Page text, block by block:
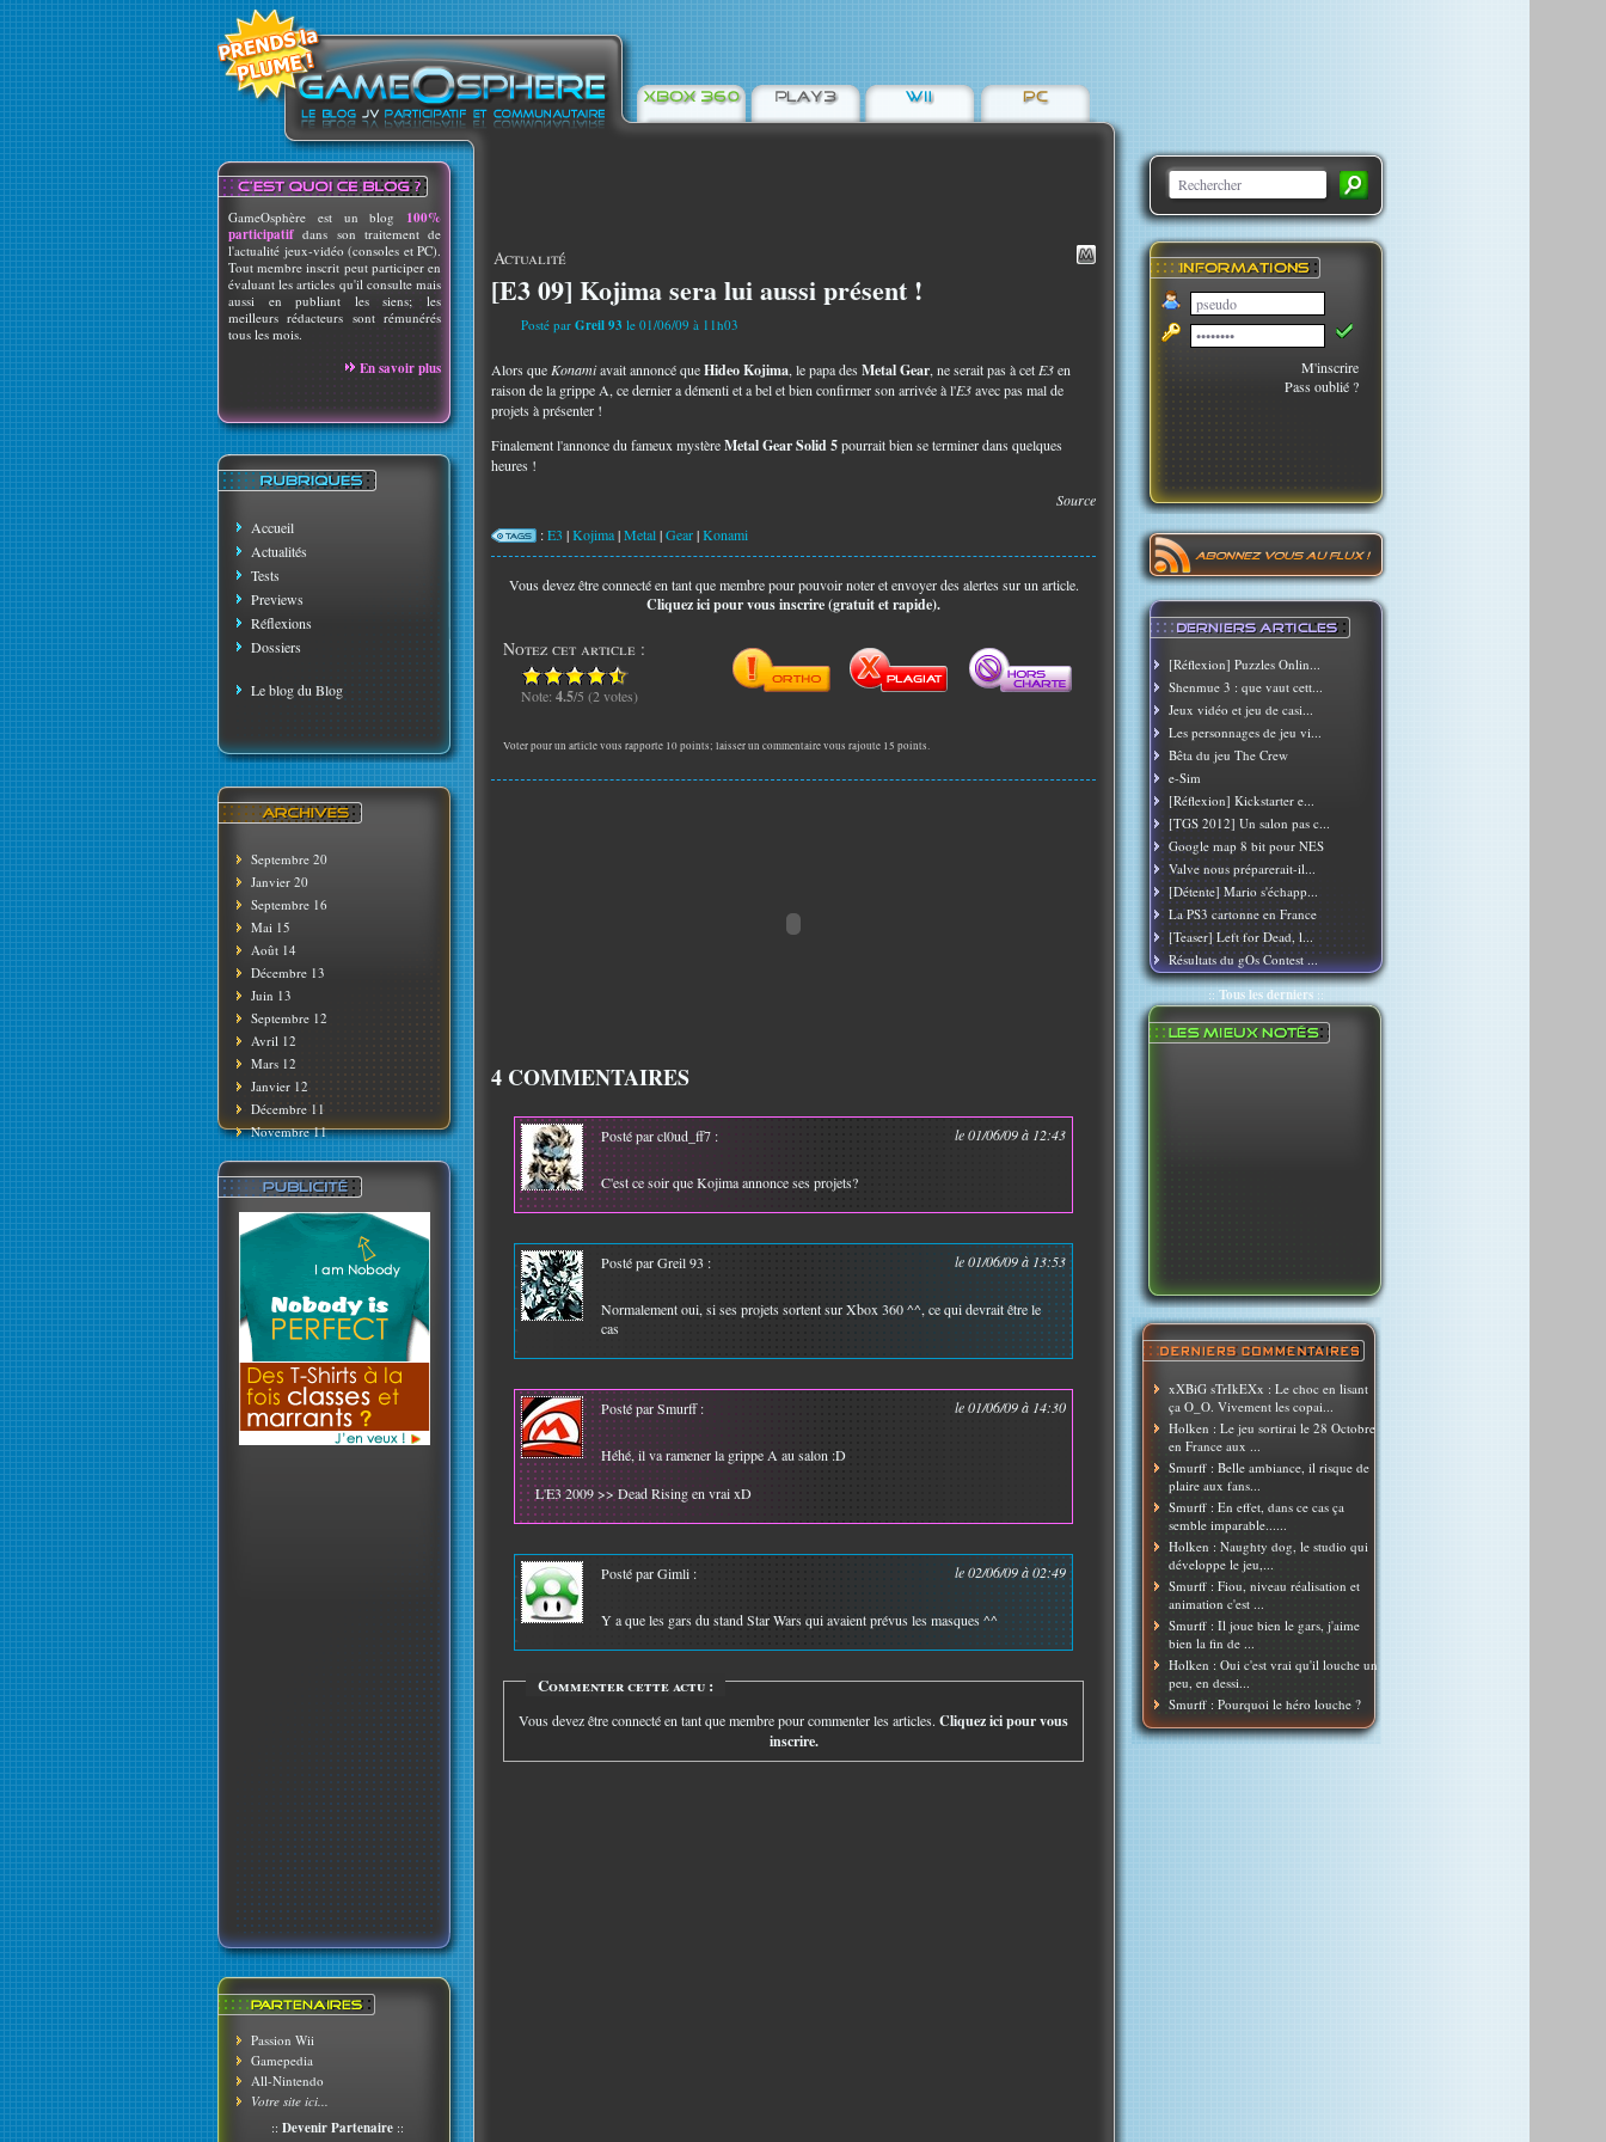
GameOsphère est un blog 100%
participatif dans son traitement de
l'actualité jeux-vidéo (consoles et PC).
Tout membre inscrit peut participer en
évaluant les articles qu'il consulte mais
aussi en publiant les siens; les
meilleurs rédacteurs sont rémunérés
tous les mois.
En savoir plus
Accueil
Actualités
Tests
Previews
Réflexions
Dossiers
Le blog du Blog
Septembre 20
Janvier 20
Septembre 16
Mai 15
Août 14
Décembre 13
Juin 13
Septembre 12
Avril 12
Mars 12
Janvier 12
Décembre 11
Novembre 11
Passion Wii
Gamepedia
All-Nintendo
Votre site ici...
:: Devenir Partenaire ::
M'inscrire
Pass oublié ?
[Réflexion] Puzzles Onlin...
Shenmue 3 : que vaut cett...
Jeux vidéo et jeu de casi...
Les personnages de jeu vi...
Bêta du jeu The Crew
e-Sim
[Réflexion] Kickstarter e...
[TGS 2012] Un salon pas c...
Google map 8 bit pour NES
Valve nous préparerait-il...
[Détente] Mario s'échapp...
La PS3 cartonne en France
[Teaser] Left for Dead, l...
Résultats du gOs Contest ...
:: Tous les derniers::
xXBiG sTrIkEXx : Le choc en lisant
ça O_O. Vivement les copai...
Holken : Le jeu sortirai le 28 Octobre
en France aux ...
Smurff : Belle ambiance, il risque de
plaire aux fans...
Smurff : En effet, dans ce cas ça
semble imparable......
Holken : Naughty dog, le studio qui
développe le jeu,...
Smurff : Fiou, niveau réalisation et
animation c'est ...
Smurff : Il joue bien le gars, j'aime
bien la fin de ...
Holken : Oui c'est vrai qu'il louche un
peu, en dessi...
Smurff : Pourquoi le héro louche ?
Actualité
[E3 09] Kojima sera lui aussi présent !
Posté par Greil 93 le 01/06/09 à 11h03
Alors que Konamiavait annoncé queHideo Kojima, le papa des Metal Gear, ne serait pas à cet E3en
raison de la grippe A, ce dernier a démenti et a bel et bien confirmer son arrivée à l'E3avec pas mal de
projets à présenter !
Finalement l'annonce du fameux mystèreMetal Gear Solid 5pourrait bien se terminer dans quelques
heures !
Source
:E3 |Kojima|Metal|Gear|Konami
Vous devez être connecté en tant que membre pour pouvoir noter et envoyer des alertes sur un article.
Cliquez ici pour vous inscrire (gratuit et rapide).
Notez cet article :
Note: 4.5/5 (2 votes)
Voter pour un article vous rapporte 10 points; laisser un commentaire vous rajoute 15 points.
4 COMMENTAIRES
Posté par cl0ud_ff7 : le 01/06/09 à 12:43
C'est ce soir que Kojima annonce ses projets?
Posté par Greil 93 : le 01/06/09 à 13:53
Normalement oui, si ses projets sortent sur Xbox 360 ^^, ce qui devrait être le
cas
Posté par Smurff : le 01/06/09 à 14:30
Héhé, il va ramener la grippe A au salon :D
L'E3 2009 >> Dead Rising en vrai xD
Posté par Gimli : le 02/06/09 à 02:49
Y a que les gars du stand Star Wars qui avaient prévus les masques ^^
Commenter cette actu :
Vous devez être connecté en tant que membre pour commenter les articles. Cliquez ici pour vous
inscrire.